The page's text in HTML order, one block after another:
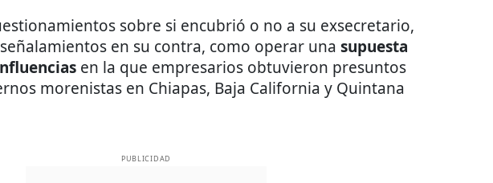
sobre si encubrió o no a su exsecretario,
en su contra, como operar una supuesta
en la que empresarios obtuvieron presuntos
morenistas en Chiapas, Baja California y Quintana
PUBLICIDAD